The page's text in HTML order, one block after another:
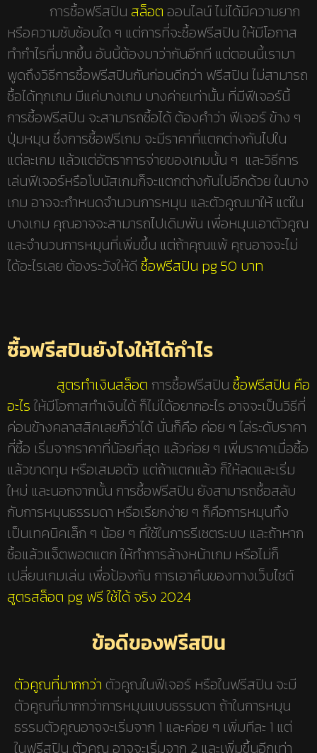
การซื้อฟรีสปิน สล็อต ออนไลน์ ไม่ได้มีความยาก
หรือความซับซ้อนใด ๆ แต่การที่จะซื้อฟรีสปิน ให้มีโอกาส
ทำกำไรที่มากขึ้น อันนี้ต้องมาว่ากันอีกที แต่ตอนนี้เรามา
พูดถึงวิธีการซื้อฟรีสปินกันก่อนดีกว่า ฟรีสปิน ไม่สามารถ
ซื้อได้ทุกเกม มีแค่บางเกม บางค่ายเท่านั้น ที่มีฟีเจอร์นี้
การซื้อฟรีสปิน จะสามารถซื้อได้ ต้องคำว่า ฟีเจอร์ ข้าง ๆ
ปุ่มหมุน ซึ่งการซื้อฟรีเกม จะมีราคาที่แตกต่างกันไปใน
แต่ละเกม แล้วแต่อัตราการจ่ายของเกมนั้น ๆ และวิธีการ
เล่นฟีเจอร์หรือโบนัสเกมก็จะแตกต่างกันไปอีกด้วย ในบาง
เกม อาจจะกำหนดจำนวนการหมุน และตัวคูณมาให้ แต่ใน
บางเกม คุณอาจจะสามารถไปเดิมพัน เพื่อหมุนเอาตัวคูณ
และจำนวนการหมุนที่เพิ่มขึ้น แต่ถ้าคุณแพ้ คุณอาจจะไม่
ได้อะไรเลย ต้องระวังให้ดี ซื้อฟรีสปิน pg 50 บาท
ซื้อฟรีสปินยังไงให้ได้กำไร
สูตรทำเงินสล็อต การซื้อฟรีสปิน ซื้อฟรีสปิน คือ
อะไร ให้มีโอกาสทำเงินได้ ก็ไม่ได้อยากอะไร อาจจะเป็นวิธีที่
ค่อนข้างคลาสสิคเลยก็ว่าได้ นั่นก็คือ ค่อย ๆ ไล่ระดับราคา
ที่ซื้อ เริ่มจากราคาที่น้อยที่สุด แล้วค่อย ๆ เพิ่มราคาเมื่อซื้อ
แล้วขาดทุน หรือเสมอตัว แต่ถ้าแตกแล้ว ก็ให้ลดและเริ่ม
ใหม่ และนอกจากนั้น การซื้อฟรีสปิน ยังสามารถซื้อสลับ
กับการหมุนธรรมดา หรือเรียกง่าย ๆ ก็คือการหมุนทิ้ง
เป็นเทคนิคเล็ก ๆ น้อย ๆ ที่ใช้ในการรีเซตระบบ และถ้าหาก
ซื้อแล้วแจ็ตพอตแตก ให้ทำการล้างหน้าเกม หรือไม่ก็
เปลี่ยนเกมเล่น เพื่อป้องกัน การเอาคืนของทางเว็บไซต์
สูตรสล็อต pg ฟรี ใช้ได้ จริง 2024
ข้อดีของฟรีสปิน
ตัวคูณที่มากกว่า ตัวคูณในฟีเจอร์ หรือในฟรีสปิน จะมี
ตัวคูณที่มากกว่าการหมุนแบบธรรมดา ถ้าในการหมุน
ธรรมตัวคูณอาจจะเริ่มจาก 1 และค่อย ๆ เพิ่มทีละ 1 แต่
ในฟรีสปิน ตัวคูณ อาจจะเริ่มจาก 2 และเพิ่มขึ้นอีกเท่า